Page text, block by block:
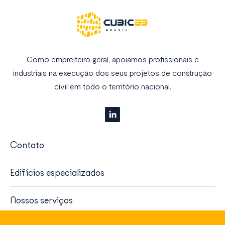
Como empreiteiro geral, apoiamos profissionais e
industriais na execução dos seus projetos de construção
civil em todo o território nacional.
Contato
Edifícios especializados
Nossos serviços